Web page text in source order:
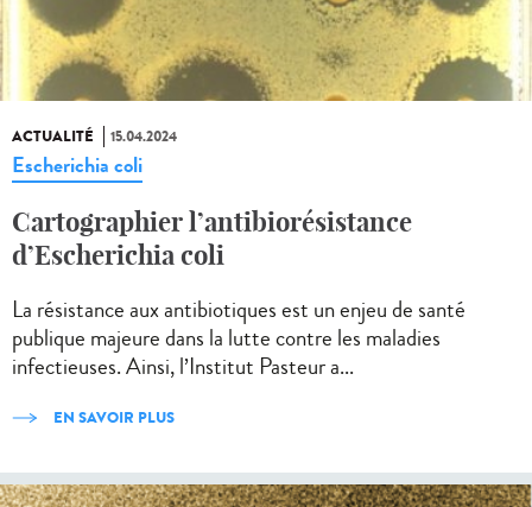
ACTUALITÉ 15.04.2024
Escherichia coli
Cartographier l’antibiorésistance
d’Escherichia coli
La résistance aux antibiotiques est un enjeu de santé
publique majeure dans la lutte contre les maladies
infectieuses. Ainsi, l’Institut Pasteur a...
EN SAVOIR PLUS